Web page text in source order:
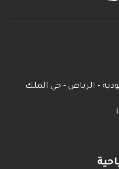
- الرياض - حي الملك